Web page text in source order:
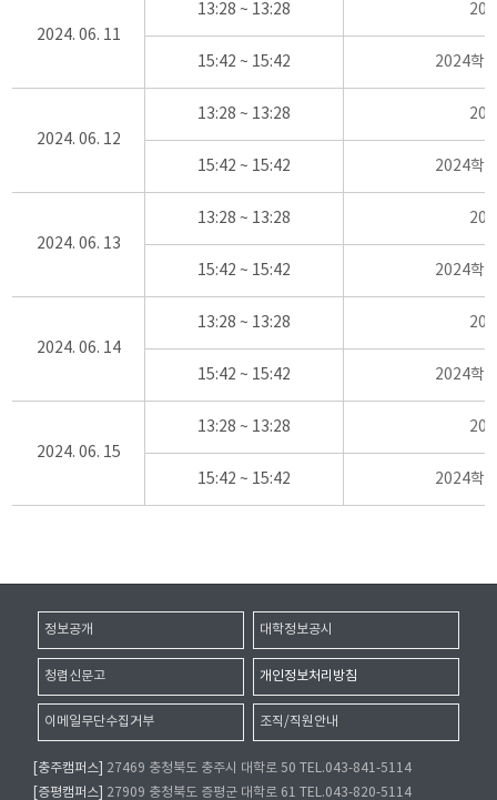
2024. 06. 11
13:28 ~ 13:28
15:42 ~ 15:42 2024학
2024. 06. 12
13:28 ~ 13:28
15:42 ~ 15:42 2024학
2024. 06. 13
13:28 ~ 13:28
15:42 ~ 15:42 2024학
2024. 06. 14
13:28 ~ 13:28
15:42 ~ 15:42 2024학
2024. 06. 15
13:28 ~ 13:28
15:42 ~ 15:42 2024학
정보공개 대학정보공시
청렴신문고 개인정보처리방침
이메일무단수집거부 조직/직원안내
[충주캠퍼스]
27469 충청북도 충주시 대학로 50 TEL.043-841-5114
[증평캠퍼스]
27909 충청북도 증평군 대학로 61 TEL.043-820-5114